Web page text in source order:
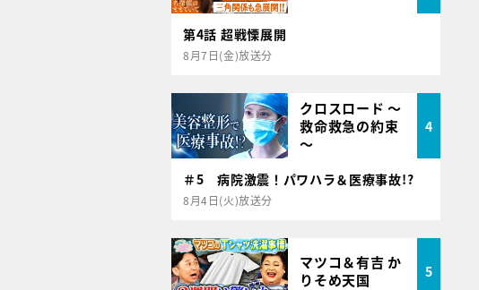
第4話 超戦慄展開
8月7日(金)放送分
クロスロード ～
救命救急の約束
～
4
＃5 病院激震！パワハラ＆医療事故!?
8月4日(火)放送分
マツコ＆有吉 か
りそめ天国
5